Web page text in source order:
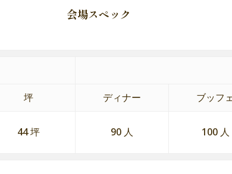
会場スペック
坪 ディナー ブッフ
44 坪 90 人 100 人